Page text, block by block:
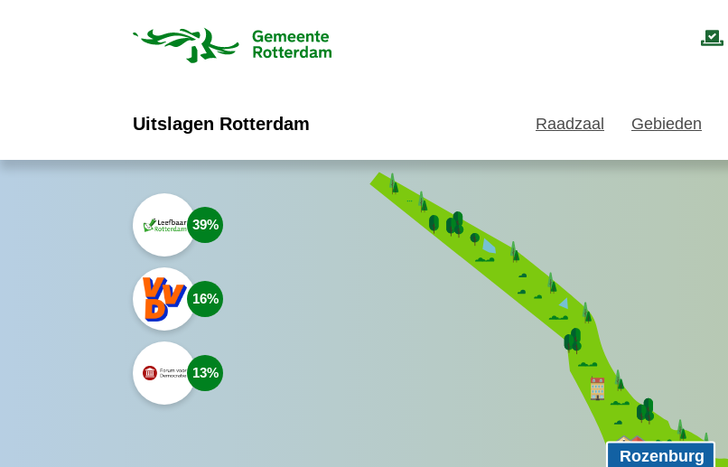
Uitslagen Rotterdam Raadzaal Gebieden
Rozenburg
39
16
13